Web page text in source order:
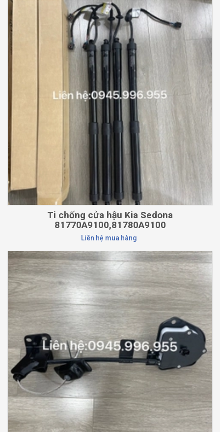
Ti chống cửa hậu Kia Sedona
81770A9100,81780A9100
Liên hệ mua hàng